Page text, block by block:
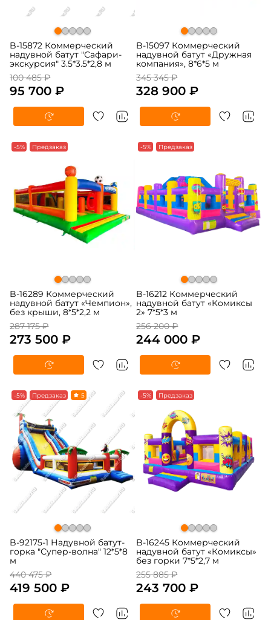
B-15872 Коммерческий
надувной батут "Сафари-
экскурсия" 3.5*3.5*2,8 м
100 485 ₽
95 700 ₽
B-15097 Коммерческий
надувной батут «Дружная
компания», 8*6*5 м
345 345 ₽
328 900 ₽
-5% Предзаказ
B-16289 Коммерческий
надувной батут «Чемпион»,
без крыши, 8*5*2,2 м
287 175 ₽
273 500 ₽
-5% Предзаказ
B-16212 Коммерческий
надувной батут «Комиксы
2» 7*5*3 м
256 200 ₽
244 000 ₽
-5% Предзаказ 5
B-92175-1 Надувной батут-
горка "Супер-волна" 12*5*8
м
440 475 ₽
419 500 ₽
-5% Предзаказ
B-16245 Коммерческий
надувной батут «Комиксы»
без горки 7*5*2,7 м
255 885 ₽
243 700 ₽